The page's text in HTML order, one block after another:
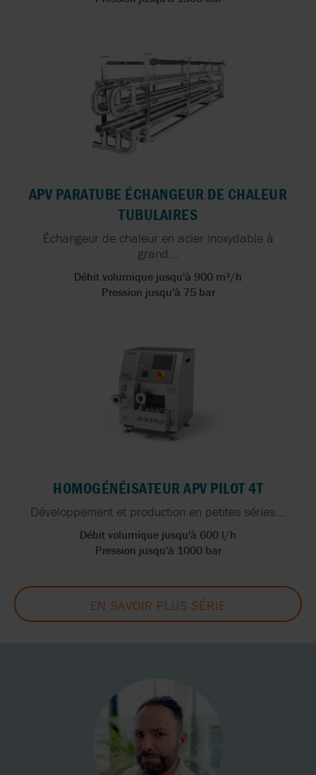
APV PARATUBE ÉCHANGEUR DE CHALEUR
TUBULAIRES
Échangeur de chaleur en acier inoxydable à
grand...
Débit volumique jusqu'à 900 m³/h
Pression jusqu'à 75 bar
HOMOGÉNÉISATEUR APV PILOT 4T
Développement et production en petites séries...
Débit volumique jusqu'à 600 l/h
Pression jusqu'à 1000 bar
EN SAVOIR PLUS SÉRIE